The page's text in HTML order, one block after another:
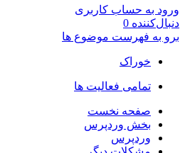
ورود به حساب کاربری
دنبال‌کننده 0
برو به فهرست موضوع ها
خوراک
تمامی فعالیت ها
صفحه نخست
بخش وردپرس
وردپرس